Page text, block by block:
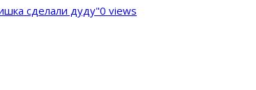
сделали дуду"0 views